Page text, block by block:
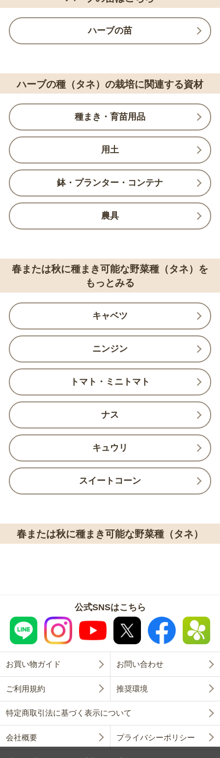
ハーブの苗
ハーブの種（タネ）の栽培に関連する資材
種まき・育苗用品
用土
鉢・プランター・コンテナ
農具
春または秋に種まき可能な野菜種（タネ）を
もっとみる
キャベツ
ニンジン
トマト・ミニトマト
ナス
キュウリ
スイートコーン
春または秋に種まき可能な野菜種（タネ）
公式SNSはこちら
お買い物ガイド お問い合わせ
ご利用規約 推奨環境
特定商取引法に基づく表示について
会社概要 プライバシーポリシー